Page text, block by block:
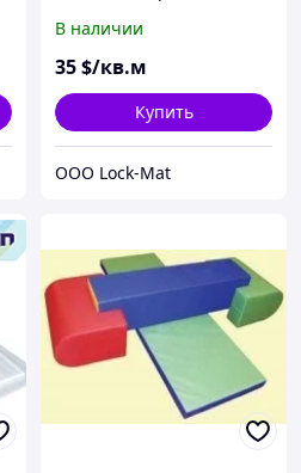
В наличии
35$/кв.м
Купить
ООО Lock-Mat